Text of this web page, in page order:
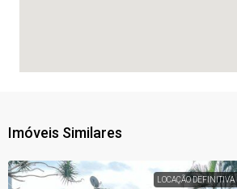
Imóveis Similares
LOCAÇÃO DEFINITIVA